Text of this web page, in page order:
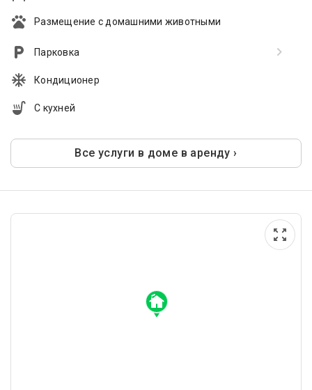
Размещение с домашними животными
Парковка
Кондиционер
С кухней
Все услуги в доме в аренду ›